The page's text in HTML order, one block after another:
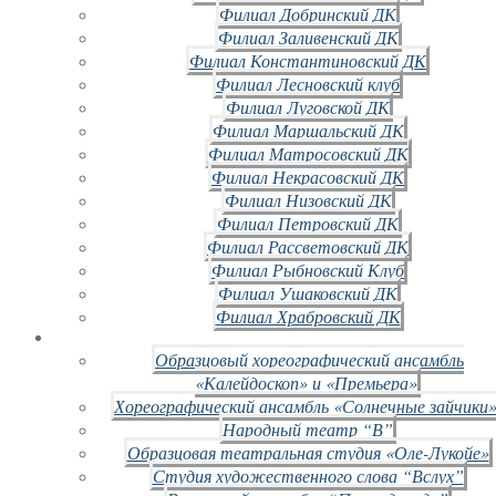
Филиал Добринский ДК
Филиал Заливенский ДК
Филиал Константиновский ДК
Филиал Лесновский клуб
Филиал Луговской ДК
Филиал Маршальский ДК
Филиал Матросовский ДК
Филиал Некрасовский ДК
Филиал Низовский ДК
Филиал Петровский ДК
Филиал Рассветовский ДК
Филиал Рыбновский Клуб
Филиал Ушаковский ДК
Филиал Храбровский ДК
Образцовый хореографический ансамбль
«Калейдоскоп» и «Премьера»
Хореографический ансамбль «Солнечные
Народный театр “В”
Образцовая театральная студия «Оле-Лукойе»
Студия художественного слова “Вслух”